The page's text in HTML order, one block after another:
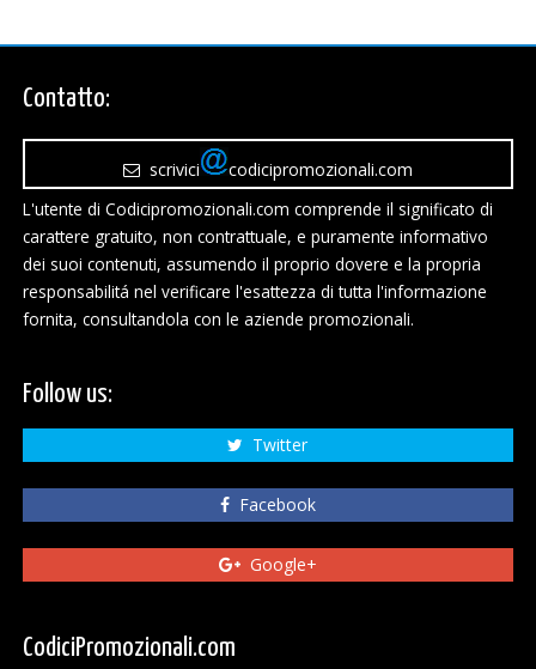
Contatto:
scrivici
codicipromozionali.com
L'utente di Codicipromozionali.com comprende il significato di
carattere gratuito, non contrattuale, e puramente informativo
dei suoi contenuti, assumendo il proprio dovere e la propria
responsabilitá nel verificare l'esattezza di tutta l'informazione
fornita, consultandola con le aziende promozionali.
Follow us:
Twitter
Facebook
Google+
CodiciPromozionali.com